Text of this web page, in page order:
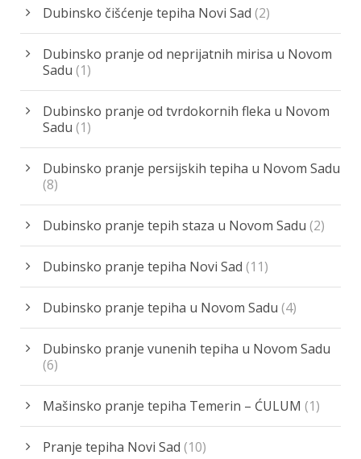
Dubinsko čišćenje tepiha Novi Sad (2)
Dubinsko pranje od neprijatnih mirisa u Novom
Sadu (1)
Dubinsko pranje od tvrdokornih fleka u Novom
Sadu (1)
Dubinsko pranje persijskih tepiha u Novom Sadu
(8)
Dubinsko pranje tepih staza u Novom Sadu (2)
Dubinsko pranje tepiha Novi Sad (11)
Dubinsko pranje tepiha u Novom Sadu (4)
Dubinsko pranje vunenih tepiha u Novom Sadu
(6)
Mašinsko pranje tepiha Temerin – ĆULUM (1)
Pranje tepiha Novi Sad (10)